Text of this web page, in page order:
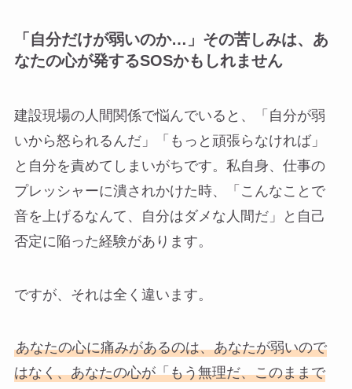
「自分だけが弱いのか…」その苦しみは、あ
なたの心が発するSOSかもしれません
建設現場の人間関係で悩んでいると、「自分が弱
いから怒られるんだ」「もっと頑張らなければ」
と自分を責めてしまいがちです。私自身、仕事の
プレッシャーに潰されかけた時、「こんなことで
音を上げるなんて、自分はダメな人間だ」と自己
否定に陥った経験があります。
ですが、それは全く違います。
あなたの心に痛みがあるのは、あなたが弱いので
はなく、あなたの心が「もう無理だ、このままで